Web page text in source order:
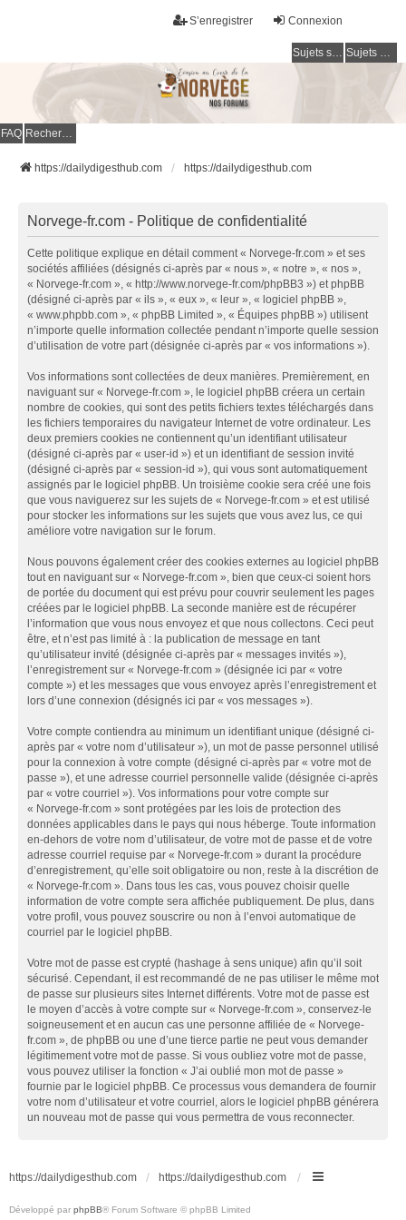
Connexion
S’enregistrer
Sujets sans réponse Sujets actifs
FAQ Rechercher
https://dailydigesthub.com https://dailydigesthub.com
Norvege-fr.com - Politique de confidentialité
Cette politique explique en détail comment « Norvege-fr.com » et ses
sociétés affiliées (désignés ci-après par « nous », « notre », « nos »,
« Norvege-fr.com », « http://www.norvege-fr.com/phpBB3 ») et phpBB
(désigné ci-après par « ils », « eux », « leur », « logiciel phpBB »,
« www.phpbb.com », « phpBB Limited », « Équipes phpBB ») utilisent
n’importe quelle information collectée pendant n’importe quelle session
d’utilisation de votre part (désignée ci-après par « vos informations »).
Vos informations sont collectées de deux manières. Premièrement, en
naviguant sur « Norvege-fr.com », le logiciel phpBB créera un certain
nombre de cookies, qui sont des petits fichiers textes téléchargés dans
les fichiers temporaires du navigateur Internet de votre ordinateur. Les
deux premiers cookies ne contiennent qu’un identifiant utilisateur
(désigné ci-après par « user-id ») et un identifiant de session invité
(désigné ci-après par « session-id »), qui vous sont automatiquement
assignés par le logiciel phpBB. Un troisième cookie sera créé une fois
que vous naviguerez sur les sujets de « Norvege-fr.com » et est utilisé
pour stocker les informations sur les sujets que vous avez lus, ce qui
améliore votre navigation sur le forum.
Nous pouvons également créer des cookies externes au logiciel phpBB
tout en naviguant sur « Norvege-fr.com », bien que ceux-ci soient hors
de portée du document qui est prévu pour couvrir seulement les pages
créées par le logiciel phpBB. La seconde manière est de récupérer
l’information que vous nous envoyez et que nous collectons. Ceci peut
être, et n’est pas limité à : la publication de message en tant
qu’utilisateur invité (désignée ci-après par « messages invités »),
l’enregistrement sur « Norvege-fr.com » (désignée ici par « votre
compte ») et les messages que vous envoyez après l’enregistrement et
lors d’une connexion (désignés ici par « vos messages »).
Votre compte contiendra au minimum un identifiant unique (désigné ci-
après par « votre nom d’utilisateur »), un mot de passe personnel utilisé
pour la connexion à votre compte (désigné ci-après par « votre mot de
passe »), et une adresse courriel personnelle valide (désignée ci-après
par « votre courriel »). Vos informations pour votre compte sur
« Norvege-fr.com » sont protégées par les lois de protection des
données applicables dans le pays qui nous héberge. Toute information
en-dehors de votre nom d’utilisateur, de votre mot de passe et de votre
adresse courriel requise par « Norvege-fr.com » durant la procédure
d’enregistrement, qu’elle soit obligatoire ou non, reste à la discrétion de
« Norvege-fr.com ». Dans tous les cas, vous pouvez choisir quelle
information de votre compte sera affichée publiquement. De plus, dans
votre profil, vous pouvez souscrire ou non à l’envoi automatique de
courriel par le logiciel phpBB.
Votre mot de passe est crypté (hashage à sens unique) afin qu’il soit
sécurisé. Cependant, il est recommandé de ne pas utiliser le même mot
de passe sur plusieurs sites Internet différents. Votre mot de passe est
le moyen d’accès à votre compte sur « Norvege-fr.com », conservez-le
soigneusement et en aucun cas une personne affiliée de « Norvege-
fr.com », de phpBB ou une d’une tierce partie ne peut vous demander
légitimement votre mot de passe. Si vous oubliez votre mot de passe,
vous pouvez utiliser la fonction « J’ai oublié mon mot de passe »
fournie par le logiciel phpBB. Ce processus vous demandera de fournir
votre nom d’utilisateur et votre courriel, alors le logiciel phpBB générera
un nouveau mot de passe qui vous permettra de vous reconnecter.
https://dailydigesthub.com https://dailydigesthub.com
Développé par phpBB® Forum Software © phpBB Limited